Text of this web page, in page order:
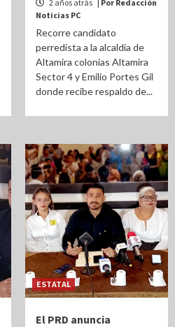
2 años atrás | Por Redacción
Noticias PC
Recorre candidato
perredista a la alcaldía de
Altamira colonias Altamira
Sector 4 y Emilio Portes Gil
donde recibe respaldo de...
ESTATAL
El PRD anuncia